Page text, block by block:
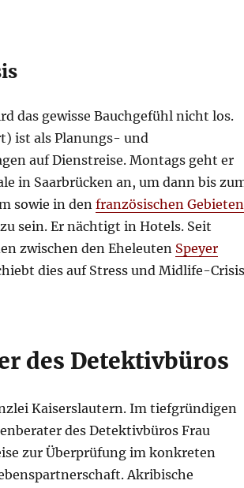
das gewisse Bauchgefühl nicht los.
ist als Planungs- und
auf Dienstreise. Montags geht er
in Saarbrücken an, um dann bis
sowie in den französischen Gebieten
sein. Er nächtigt in Hotels. Seit
zwischen den Eheleuten Speyer
dies auf Stress und Midlife-
des Detektivbüros
Kaiserslautern. Im tiefgründigen
des Detektivbüros Frau
zur Überprüfung im konkreten
Akribische